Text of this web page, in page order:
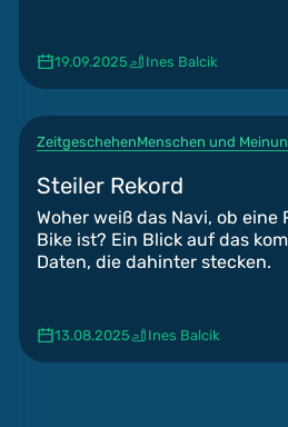
19.09.2025 Ines Balcik
ZeitgeschehenMenschen und
Steiler Rekord
Woher weiß das Navi, ob eine
Bike ist? Ein Blick auf das
Daten, die dahinter stecken.
13.08.2025 Ines Balcik